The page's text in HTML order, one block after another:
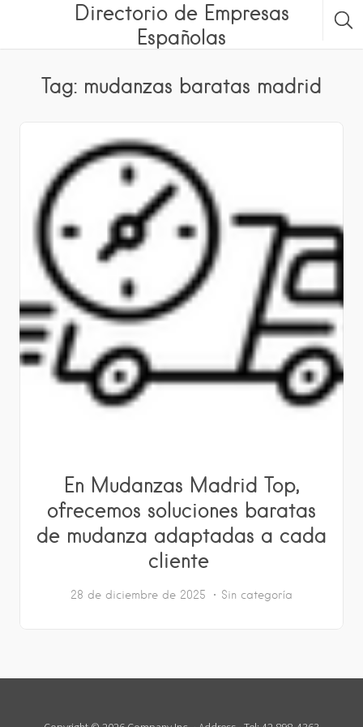
Directorio de Empresas
Españolas
Tag: mudanzas baratas madrid
En Mudanzas Madrid Top,
ofrecemos soluciones baratas
de mudanza adaptadas a cada
cliente
28 de diciembre de 2025 Sin categoría